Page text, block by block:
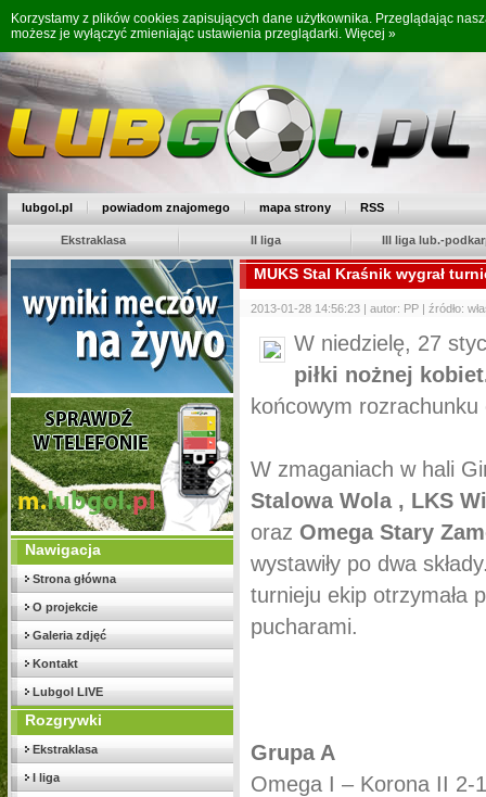
Korzystamy z plików cookies zapisujących dane użytkownika. Przeglądając
możesz je wyłączyć zmieniając ustawienia przeglądarki. Więcej »
lubgol.pl powiadom znajomego mapa strony RSS
Ekstraklasa II liga III liga lub.-
Nawigacja
Strona główna
O projekcie
Galeria zdjęć
Kontakt
Lubgol LIVE
Rozgrywki
Ekstraklasa
I liga
MUKS Stal Kraśnik wygrał
2013-01-28 14:56:23 | autor: PP | źródło:
W niedzielę, 27
piłki nożnej
końcowym
W zmaganiach w hali
Stalowa Wola , LKS
oraz Omega Stary
wystawiły po dwa
turnieju ekip otrzymała
pucharami.
Grupa A
Omega I – Korona II 2-1